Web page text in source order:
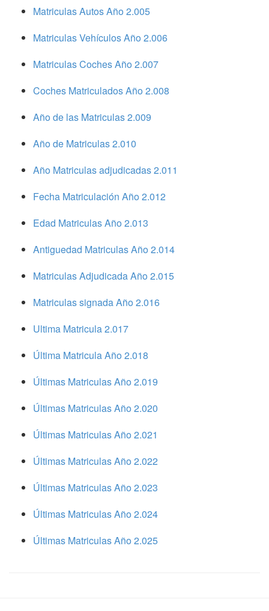
Matriculas Autos Año 2.005
Matriculas Vehículos Año 2.006
Matriculas Coches Año 2.007
Coches Matriculados Año 2.008
Año de las Matriculas 2.009
Año de Matriculas 2.010
Año Matriculas adjudicadas 2.011
Fecha Matriculación Año 2.012
Edad Matriculas Año 2.013
Antiguedad Matriculas Año 2.014
Matriculas Adjudicada Año 2.015
Matriculas signada Año 2.016
Ultima Matricula 2.017
Última Matricula Año 2.018
Últimas Matriculas Año 2.019
Últimas Matriculas Año 2.020
Últimas Matriculas Año 2.021
Últimas Matriculas Año 2.022
Últimas Matriculas Año 2.023
Últimas Matriculas Año 2.024
Últimas Matriculas Año 2.025